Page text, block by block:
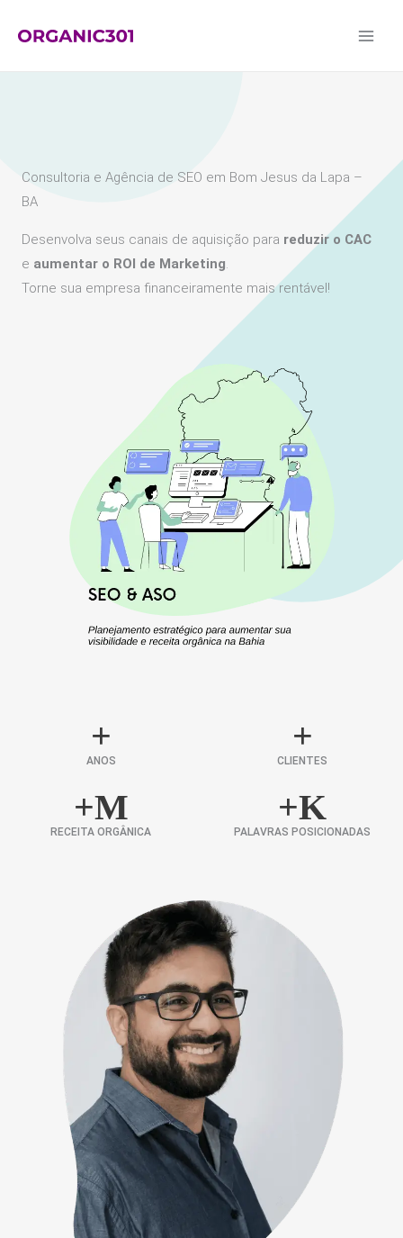
para
Consultoria e Agência de SEO em Bom Jesus da Lapa –
BA
Desenvolva seus canais de aquisição para reduzir o CAC
e aumentar o ROI de Marketing.
Torne sua empresa financeiramente mais rentável!
+
ANOS
+
CLIENTES
+M
RECEITA ORGÂNICA
+K
PALAVRAS POSICIONADAS